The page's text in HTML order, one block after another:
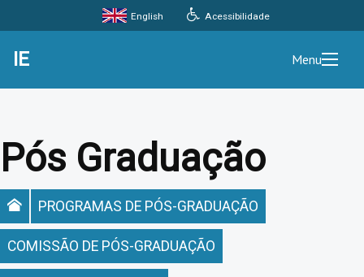
Acessibilidade
English
IE Menu
Pós Graduação
PROGRAMAS DE PÓS-GRADUAÇÃO
COMISSÃO DE PÓS-GRADUAÇÃO